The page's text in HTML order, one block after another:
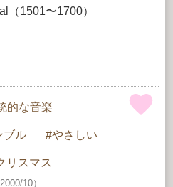
（1501〜1700）
的な音楽
ブル やさしい
リスマス
10）